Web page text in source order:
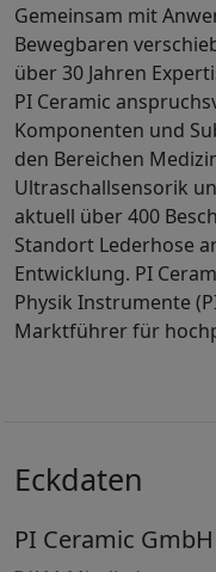
Gemeinsam mit
Bewegbaren
über 30 Jahren
PI Ceramic
Komponenten und
den Bereichen
Ultraschallsensorik
aktuell über 400
Standort Lederhose
Entwicklung. PI
Physik Instrumente
Marktführer für
Eckdaten
PI Ceramic GmbH